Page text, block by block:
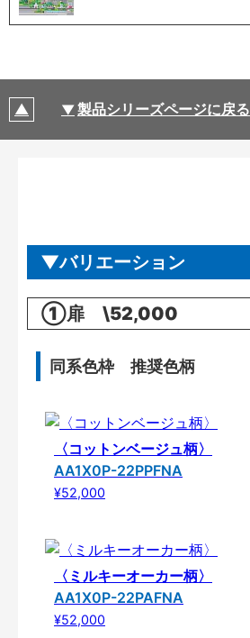
製品シリーズページに戻る
バリエーション
①扉 \52,000
同系色枠 推奨色柄
〈コットンベージュ柄〉
AA1X0P-22PPFNA
¥52,000
〈ミルキーオーカー柄〉
AA1X0P-22PAFNA
¥52,000